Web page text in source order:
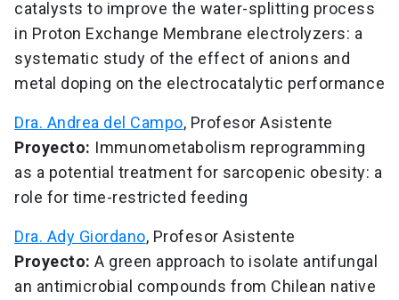
catalysts to improve the water-splitting process
in Proton Exchange Membrane electrolyzers: a
systematic study of the effect of anions and
metal doping on the electrocatalytic performance
Dra. Andrea del Campo, Profesor Asistente
Proyecto: Immunometabolism reprogramming
as a potential treatment for sarcopenic obesity: a
role for time-restricted feeding
Dra. Ady Giordano, Profesor Asistente
Proyecto: A green approach to isolate antifungal
an antimicrobial compounds from Chilean native